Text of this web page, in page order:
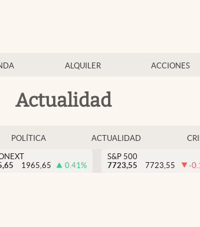
ALQUILER ACCIONES
Actualidad
POLÍTICA ACTUALIDAD
1965,65 0.41%
S&P 500
7723,55
7723,55 -